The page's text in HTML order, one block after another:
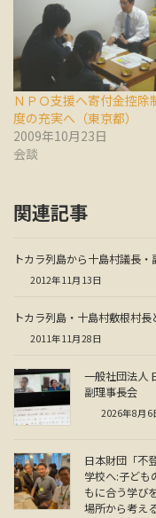
ＮＰＯ支援へ寄付金控除
度の充実へ（東京都）
2009年10月23日
会談
関連記事
トカラ列島から十島村議長・
2012年11月13日
トカラ列島・十島村敷根村長
2011年11月28日
一般社団法人
副理事長会
2026年8月6
日本財団「不
学校へ:子ど
もに合う学び
場所から考え